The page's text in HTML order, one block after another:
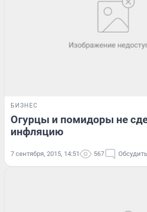
БИЗНЕС
Огурцы и помидоры не
инфляцию
7 сентября, 2015, 14:51 567 Обсудить